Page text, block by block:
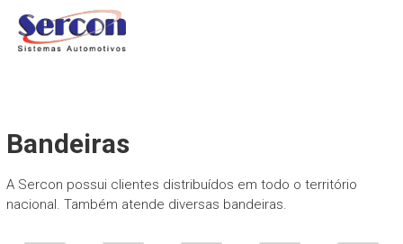
content
SERCON WEB
DMS Sercon
Bandeiras
A Sercon possui clientes distribuídos em todo o território
nacional. Também atende diversas bandeiras.